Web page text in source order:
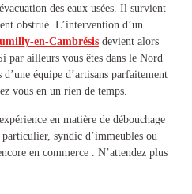
des eaux usées. Il survient
obstrué. L’intervention d’un
en-Cambrésis devient alors
par ailleurs vous êtes dans le Nord
équipe d’artisans parfaitement
vous en un rien de temps.
en matière de débouchage
particulier, syndic d’immeubles ou
en commerce . N’attendez plus